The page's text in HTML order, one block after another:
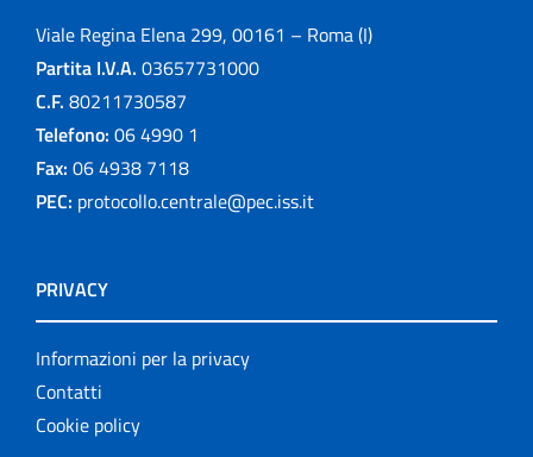
Viale Regina Elena 299, 00161 – Roma (I)
Partita I.V.A. 03657731000
C.F. 80211730587
Telefono: 06 4990 1
Fax: 06 4938 7118
PEC: protocollo.centrale@pec.iss.it
PRIVACY
Informazioni per la privacy
Contatti
Cookie policy